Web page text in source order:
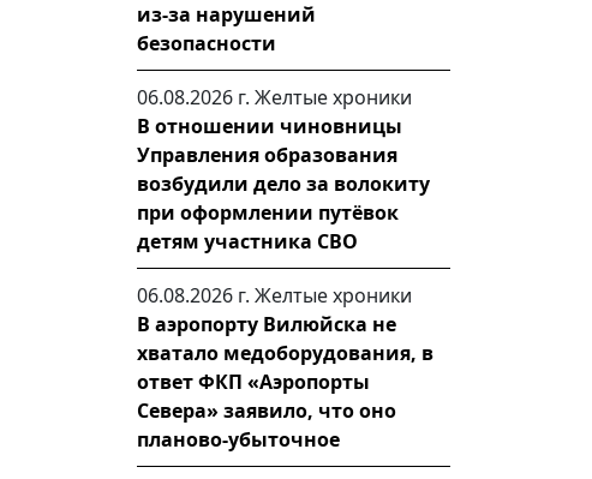
из-за нарушений
безопасности
06.08.2026 г. Желтые хроники
В отношении чиновницы
Управления образования
возбудили дело за волокиту
при оформлении путёвок
детям участника СВО
06.08.2026 г. Желтые хроники
В аэропорту Вилюйска не
хватало медоборудования, в
ответ ФКП «Аэропорты
Севера» заявило, что оно
планово-убыточное